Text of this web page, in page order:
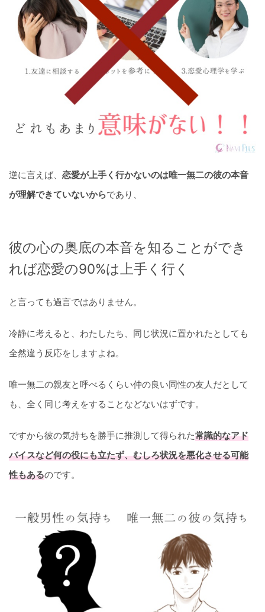
逆に言えば、 恋愛が上手く行かないのは唯一無二の彼の本音
が理解できていないからであり、
彼の心の奥底の本音を知ることができ
れば恋愛の90%は上手く行く
と言っても過言ではありません。
冷静に考えると、わたしたち、同じ状況に置かれたとしても
全然違う反応をしますよね。
唯一無二の親友と呼べるくらい仲の良い同性の友人だとして
も、全く同じ考えをすることなどないはずです。
ですから彼の気持ちを勝手に推測して得られた常識的なアド
バイスなど何の役にも立たず、むしろ状況を悪化させる可能
性もあるのです。